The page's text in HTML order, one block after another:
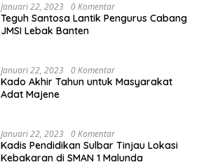
Januari 22, 2023 0 Komentar
Teguh Santosa Lantik Pengurus Cabang
JMSI Lebak Banten
Januari 22, 2023 0 Komentar
Kado Akhir Tahun untuk Masyarakat
Adat Majene
Januari 22, 2023 0 Komentar
Kadis Pendidikan Sulbar Tinjau Lokasi
Kebakaran di SMAN 1 Malunda